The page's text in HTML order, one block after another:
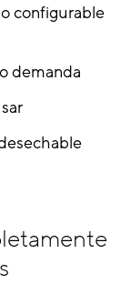
configurable
demanda